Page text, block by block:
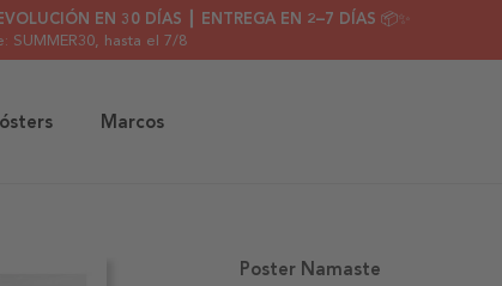
EN 30 DÍAS ┃ ENTREGA EN 2–7 DÍAS 📦✨
SUMMER30, hasta el 7/8
Marcos
Poster Namaste